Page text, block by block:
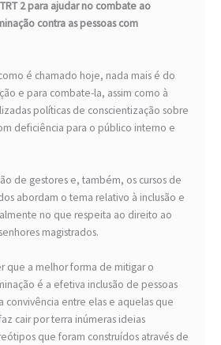
2 para ajudar no combate ao
contra as pessoas com
é chamado hoje, nada mais é do
e para combate-la, assim como à
políticas de conscientização sobre
deficiência para o público interno e
de gestores e, também, os cursos de
abordam o tema relativo à inclusão e
no que respeita ao direito ao
magistrados.
que a melhor forma de mitigar o
é a efetiva inclusão de pessoas
convivência entre elas e aquelas que
cair por terra inúmeras ideias
que foram construídos através de